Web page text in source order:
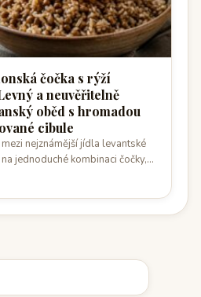
čočka s rýží
a neuvěřitelně
oběd s hromadou
cibule
nejznámější jídla levantské
jednoduché kombinaci čočky,